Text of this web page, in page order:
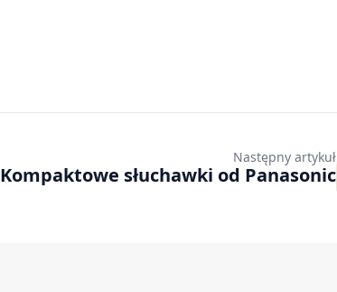
Następny artykuł
Kompaktowe słuchawki od Panasonic